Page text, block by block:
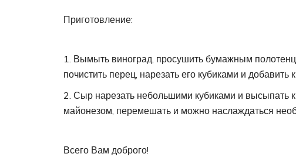
Приготовление:
Вымыть виноград, просушить бумажным
почистить перец, нарезать его кубиками и добавить
Сыр нарезать небольшими кубиками и высыпать
майонезом, перемешать и можно наслаждаться
Всего Вам доброго!